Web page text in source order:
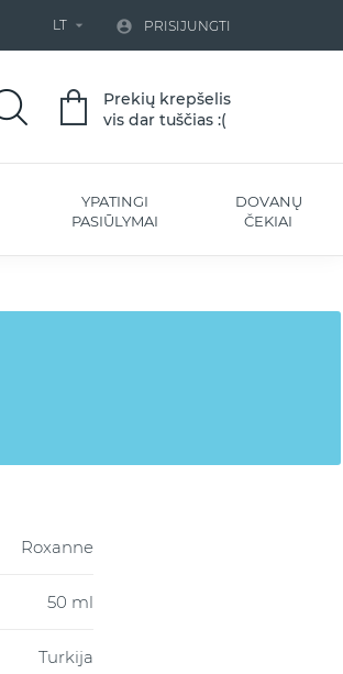
LT   PRISIJUNGTI
Prekių krepšelis
vis dar tuščias :(
YPATINGI
PASIŪLYMAI
DOVANŲ
ČEKIAI
Roxanne
50 ml
Turkija